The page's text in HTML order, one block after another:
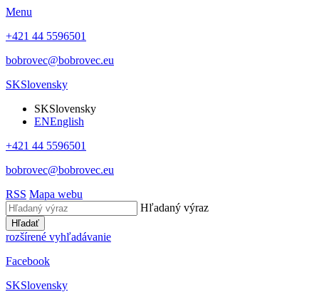
Menu
+421 44 5596501
bobrovec@bobrovec.eu
SKSlovensky
SKSlovensky
ENEnglish
+421 44 5596501
bobrovec@bobrovec.eu
RSS Mapa webu
Hľadaný výraz
Hľadať
rozšírené vyhľadávanie
Facebook
SKSlovensky